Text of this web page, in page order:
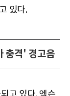
있다.
충격' 경고음